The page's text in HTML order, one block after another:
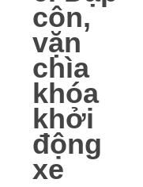
côn,
vặn
chìa
khóa
khởi
động
xe